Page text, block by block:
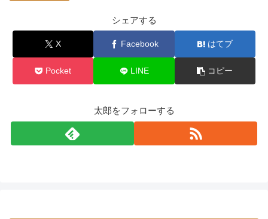
シェアする
X Facebook はてブ
Pocket LINE コピー
太郎をフォローする